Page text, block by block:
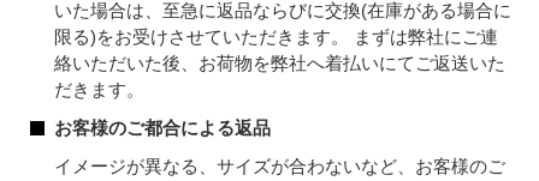
いた場合は、至急に返品ならびに交換(在庫がある場合に
限る)をお受けさせていただきます。 まずは弊社にご連
絡いただいた後、お荷物を弊社へ着払いにてご返送いた
だきます。
お客様のご都合による返品
イメージが異なる、サイズが合わないなど、お客様のご